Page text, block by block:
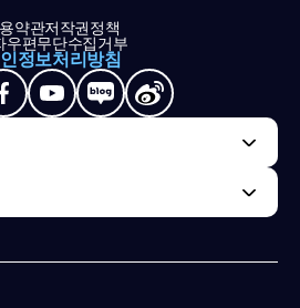
약관저작권정책
우편무단수집거부
정보처리방침